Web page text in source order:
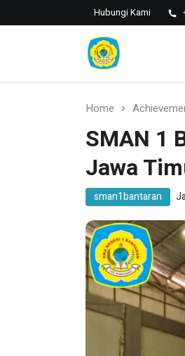
Hubungi Kami
SMAN 1
Bantaran
SMAN 1
BANTARAN
Home
SMAN 1
Jawa
sman1bantaran